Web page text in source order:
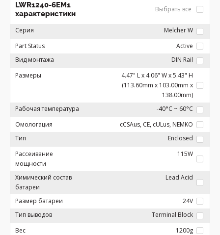
LWR1240-6EM1
характеристики
Выбрать все
Серия
Melcher W
Part Status
Active
Вид монтажа
DIN Rail
Размеры
4.47" L x 4.06" W x 5.43" H
(113.60mm x 103.00mm x
138.00mm)
Рабочая температура
-40°C ~ 60°C
Омологация
cCSAus, CE, cULus, NEMKO
Тип
Enclosed
Рассеивание
мощности
115W
Химический состав
батареи
Lead Acid
Размер батареи
24V
Тип выводов
Terminal Block
Вес
1200g